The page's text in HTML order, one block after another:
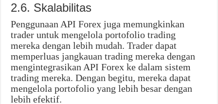
2.6. Skalabilitas
Penggunaan API Forex juga memungkinkan
trader untuk mengelola portofolio trading
mereka dengan lebih mudah. Trader dapat
memperluas jangkauan trading mereka dengan
mengintegrasikan API Forex ke dalam sistem
trading mereka. Dengan begitu, mereka dapat
mengelola portofolio yang lebih besar dengan
lebih efektif.